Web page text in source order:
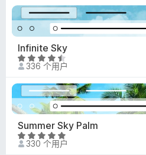
4
.
9
/
5
Infinite Sky
评
分
4
.
7
/
5
336 个用户
Summer Sky Palm
评
分
330 个用户